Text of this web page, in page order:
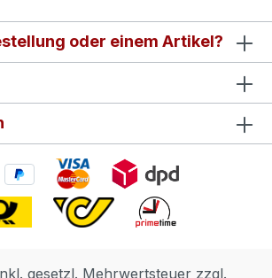
oder einem Artikel?
gesetzl. Mehrwertsteuer zzgl.